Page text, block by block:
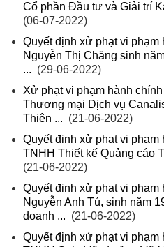
Cổ phần Đầu tư và Giải trí
(06-07-2022)
Quyết định xử phạt vi phạm
Nguyễn Thị Chăng sinh
... (29-06-2022)
Xử phạt vi phạm hành
Thương mại Dịch vụ
Thiên ... (21-06-2022)
Quyết định xử phạt vi
TNHH Thiết kế Quảng cáo
(21-06-2022)
Quyết định xử phạt vi
Nguyễn Anh Tú, sinh năm
doanh ... (21-06-2022)
Quyết định xử phạt vi